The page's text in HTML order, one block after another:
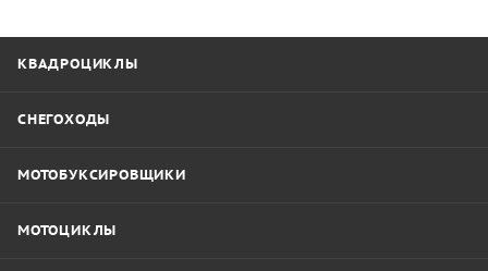
КВАДРОЦИКЛЫ
СНЕГОХОДЫ
МОТОБУКСИРОВЩИКИ
МОТОЦИКЛЫ